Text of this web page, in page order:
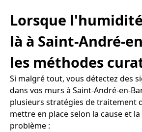
Lorsque
là à Saint-André-
les méthodes
Si malgré tout, vous détectez des
dans vos murs à Saint-André-en-
plusieurs stratégies de traitement
mettre en place selon la cause et
problème :